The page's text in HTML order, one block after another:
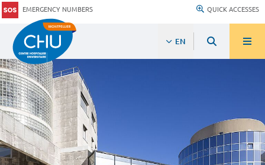
EMERGENCY NUMBERS QUICK ACCESSES
EN